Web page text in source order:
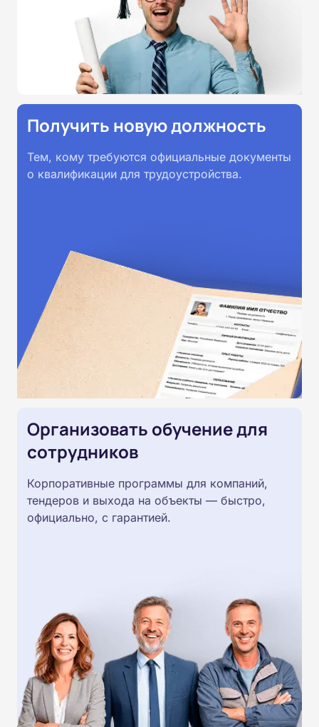
прохождении обучения
принимаются работодателями по
всей России.
Получить новую должность
Тем, кому требуются официальные документы
о квалификации для трудоустройства.
Организовать обучение для
сотрудников
Корпоративные программы для компаний,
тендеров и выхода на объекты — быстро,
официально, с гарантией.